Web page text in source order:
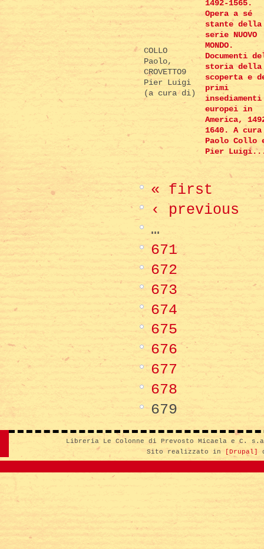
COLLO
Paolo,
CROVETTO9
Pier Luigi
(a cura di)
1492-1565.
Opera a sé
stante della
serie NUOVO
MONDO.
Documenti
storia della
scoperta e
primi
insediamenti
europei in
America,
1640. A
Paolo Collo
Pier
« first
‹ previous
…
671
672
673
674
675
676
677
678
679
Libreria Le Colonne di Prevosto Micaela e C.
Sito realizzato in
[Drupal]